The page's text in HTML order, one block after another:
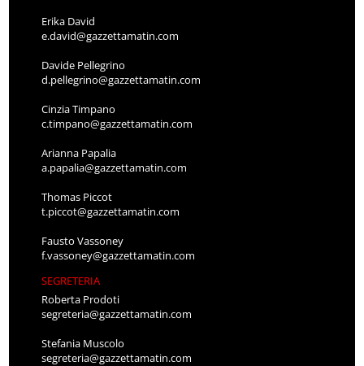
Erika David
e.david@gazzettamatin.com
Davide Pellegrino
d.pellegrino@gazzettamatin.com
Cinzia Timpano
c.timpano@gazzettamatin.com
Arianna Papalia
a.papalia@gazzettamatin.com
Thomas Piccot
t.piccot@gazzettamatin.com
Fausto Vassoney
f.vassoney@gazzettamatin.com
SEGRETERIA
Roberta Prodoti
segreteria@gazzettamatin.com
Stefania Muscolo
segreteria@gazzettamatin.com